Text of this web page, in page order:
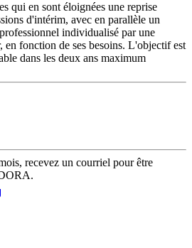
qui en sont éloignées une reprise
d'intérim, avec en parallèle un
individualisé par une
en fonction de ses besoins. L'objectif est
dans les deux ans maximum
recevez un courriel pour être